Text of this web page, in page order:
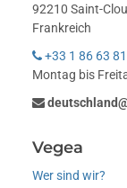
92210 Saint-
Frankreich
+33 1 86 63
Montag bis
Vegea
Wer sind wir?